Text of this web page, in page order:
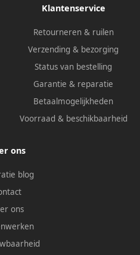
Klantenservice
Retourneren & ruilen
Verzending & bezorging
Status van bestelling
Garantie & reparatie
Betaalmogelijkheden
Voorraad & beschikbaarheid
ons
blog
ons